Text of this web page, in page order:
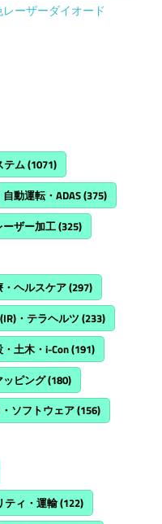
ーザーダイオード
テム(1071)
自動運転・ADAS(375)
ーザー加工(325)
・ヘルスケア(297)
・テラヘルツ(233)
・土木・i-Con(191)
ピング(180)
ソフトウェア(156)
ティ・運輸(122)